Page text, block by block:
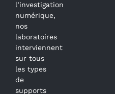
l’investigation
numérique,
nos
laboratoires
interviennent
sur tous
les types
de
supports